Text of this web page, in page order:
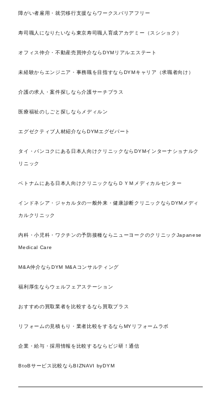
障がい者雇用・就労移行支援ならワークスバリアフリー
寿司職人になりたいなら東京寿司職人育成アカデミー（スシショク）
オフィス仲介・不動産売買仲介ならDYMリアルエステート
未経験からエンジニア・事務職を目指すならDYMキャリア（求職者向け）
介護の求人・案件探しなら介護サーチプラス
医療福祉のしごと探しならメディルン
エグゼクティブ人材紹介ならDYMエグゼパート
タイ・バンコクにある日本人向けクリニックならDYMインターナショナルク
リニック
ベトナムにある日本人向けクリニックならＤＹＭメディカルセンター
インドネシア・ジャカルタの一般外来・健康診断クリニックならDYMメディ
カルクリニック
内科・小児科・ワクチンの予防接種ならニューヨークのクリニックJapanese
Medical Care
M&A仲介ならDYM M&Aコンサルティング
福利厚生ならウェルフェアステーション
おすすめの買取業者を比較するなら買取プラス
リフォームの見積もり・業者比較をするならMYリフォームラボ
企業・給与・採用情報を比較するならビジ研！通信
BtoBサービス比較ならBIZNAVI byDYM